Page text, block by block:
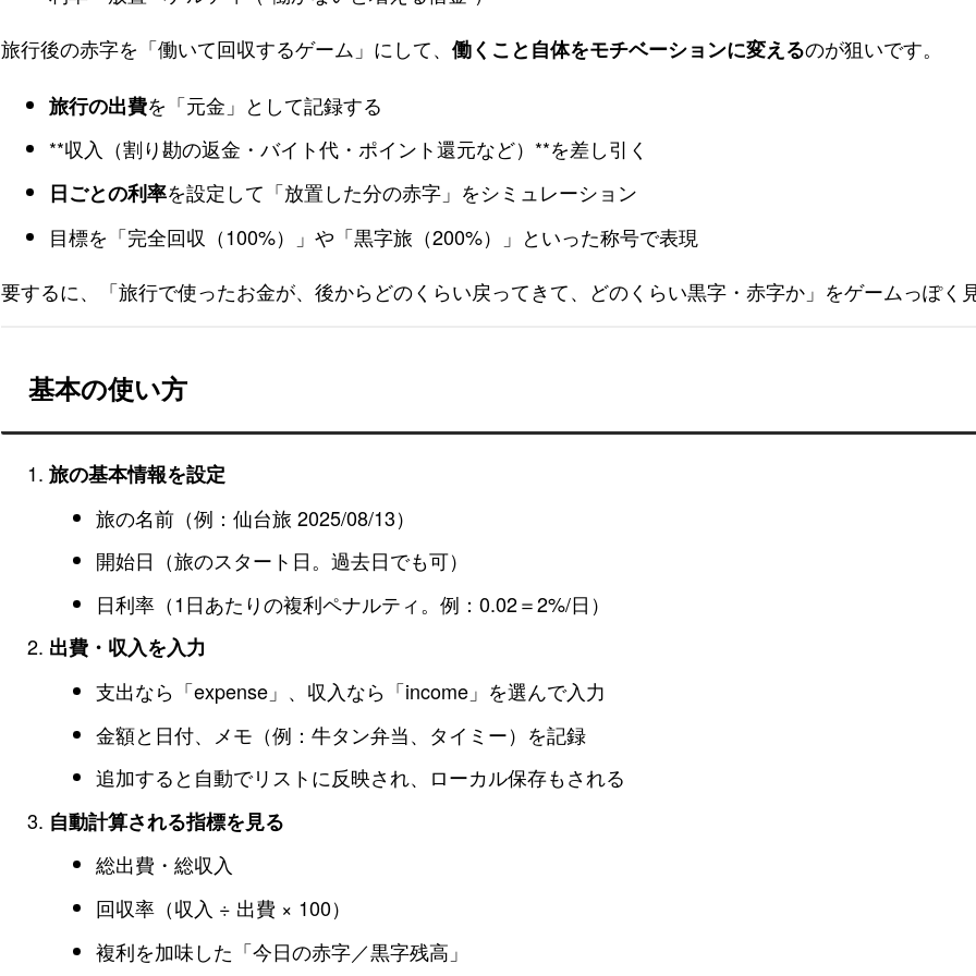
旅行後の赤字を「働いて回収するゲーム」にして、 働くこと自体をモチベーションに変えるのが狙いです。
旅行の出費を「元金」として記録する
**収入（割り勘の返金・バイト代・ポイント還元など）**を差し引く
日ごとの利率を設定して「放置した分の赤字」をシミュレーション
目標を「完全回収（100%）」や「黒字旅（200%）」といった称号で表現
要するに、「旅行で使ったお金が、後からどのくらい戻ってきて、どのくらい黒字・赤字か」をゲームっぽく
基本の使い方
旅の基本情報を設定
旅の名前（例：仙台旅 2025/08/13）
開始日（旅のスタート日。過去日でも可）
日利率（1日あたりの複利ペナルティ。例：0.02＝2%/日）
出費・収入を入力
支出なら「expense」、収入なら「income」を選んで入力
金額と日付、メモ（例：牛タン弁当、タイミー）を記録
追加すると自動でリストに反映され、ローカル保存もされる
自動計算される指標を見る
総出費・総収入
回収率（収入 ÷ 出費 × 100）
複利を加味した「今日の赤字／黒字残高」